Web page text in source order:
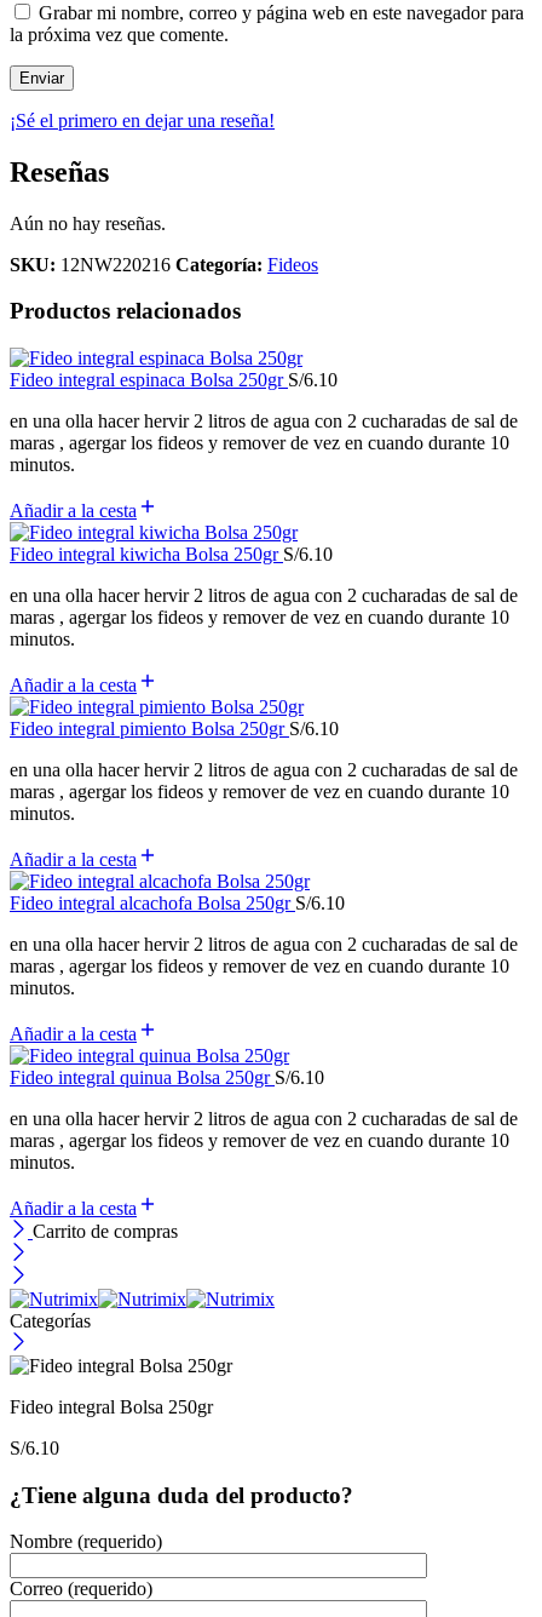
Grabar mi nombre, correo y página web en este navegador para
la próxima vez que comente.
¡Sé el primero en dejar una reseña!
Reseñas
Aún no hay reseñas.
SKU: 12NW220216 Categoría: Fideos
Productos relacionados
Fideo integral espinaca Bolsa 250gr S/6.10
en una olla hacer hervir 2 litros de agua con 2 cucharadas de sal de
maras , agergar los fideos y remover de vez en cuando durante 10
minutos.
Añadir a la cesta
Fideo integral kiwicha Bolsa 250gr S/6.10
en una olla hacer hervir 2 litros de agua con 2 cucharadas de sal de
maras , agergar los fideos y remover de vez en cuando durante 10
minutos.
Añadir a la cesta
Fideo integral pimiento Bolsa 250gr S/6.10
en una olla hacer hervir 2 litros de agua con 2 cucharadas de sal de
maras , agergar los fideos y remover de vez en cuando durante 10
minutos.
Añadir a la cesta
Fideo integral alcachofa Bolsa 250gr S/6.10
en una olla hacer hervir 2 litros de agua con 2 cucharadas de sal de
maras , agergar los fideos y remover de vez en cuando durante 10
minutos.
Añadir a la cesta
Fideo integral quinua Bolsa 250gr S/6.10
en una olla hacer hervir 2 litros de agua con 2 cucharadas de sal de
maras , agergar los fideos y remover de vez en cuando durante 10
minutos.
Añadir a la cesta
Carrito de compras
Categorías
Fideo integral Bolsa 250gr
S/6.10
¿Tiene alguna duda del producto?
Nombre (requerido)
Correo (requerido)